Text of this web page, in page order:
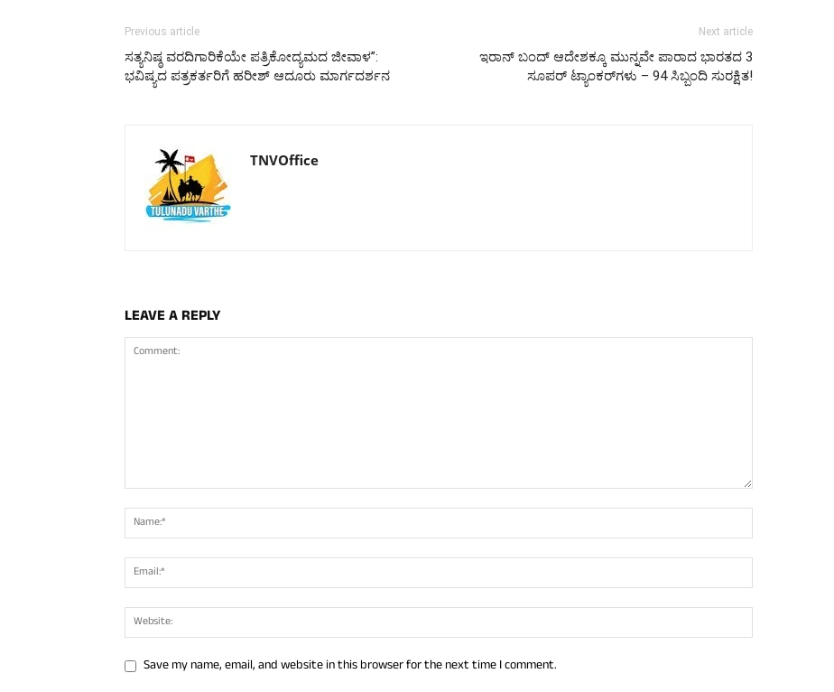
Previous article
ಸತ್ಯನಿಷ್ಠ ವರದಿಗಾರಿಕೆಯೇ ಪತ್ರಿಕೋದ್ಯಮದ ಜೀವಾಳ”:
ಭವಿಷ್ಯದ ಪತ್ರಕರ್ತರಿಗೆ ಹರೀಶ್ ಆದೂರು ಮಾರ್ಗದರ್ಶನ
Next article
ಇರಾನ್ ಬಂದ್ ಆದೇಶಕ್ಕೂ ಮುನ್ನವೇ ಪಾರಾದ ಭಾರತದ 3
ಸೂಪರ್ ಟ್ಯಾಂಕರ್‌ಗಳು – 94 ಸಿಬ್ಬಂದಿ ಸುರಕ್ಷಿತ!
TNVOffice
LEAVE A REPLY
Save my name, email, and website in this browser for the next time I comment.